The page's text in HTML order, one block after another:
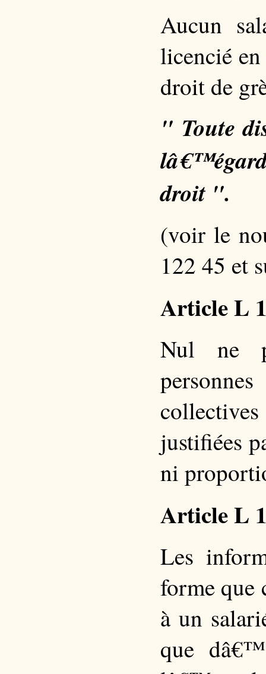
Aucun
licencié
droit de
" Toute
droit ".
(voir le
122 45 et
Article L
Nul ne
justifiées
ni
Article L
Les
forme que
à un
que